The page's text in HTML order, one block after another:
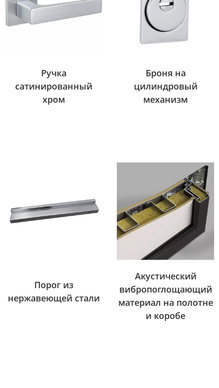
Ручка
сатинированный
хром
Броня на
цилиндровый
механизм
Порог из
нержавеющей стали
Акустический
вибропоглощающий
материал на полотне
и коробе